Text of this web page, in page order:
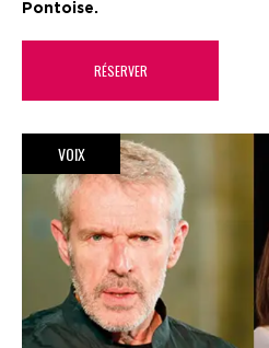
Pontoise.
RÉSERVER
VOIX